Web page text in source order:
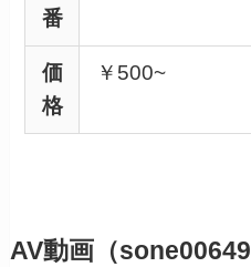
番
価
格
￥500~
AV動画（